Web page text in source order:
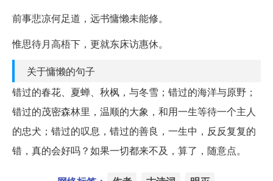
前事悲凉何足道，远书慵懒未能修。
惟思待月高梧下，更就东床访惠休。
关于慵懒的句子
错过的春花、夏蝉、秋枫，与冬雪；错过的海洋与原野；
错过的茂密森林里，温顺的大象，和用一生等待一个主人
的忠犬；错过的叹息，错过的善良，一生中，反反复复的
错，真的会好吗？如果一切都来不及，算了，随意点。